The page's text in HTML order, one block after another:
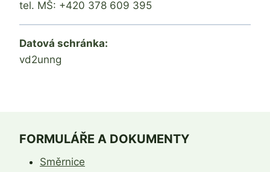
tel. MŠ: +420 378 609 395
Datová schránka:
vd2unng
FORMULÁŘE A DOKUMENTY
Směrnice